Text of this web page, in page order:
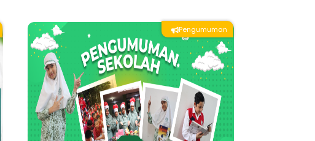
Pengumuman